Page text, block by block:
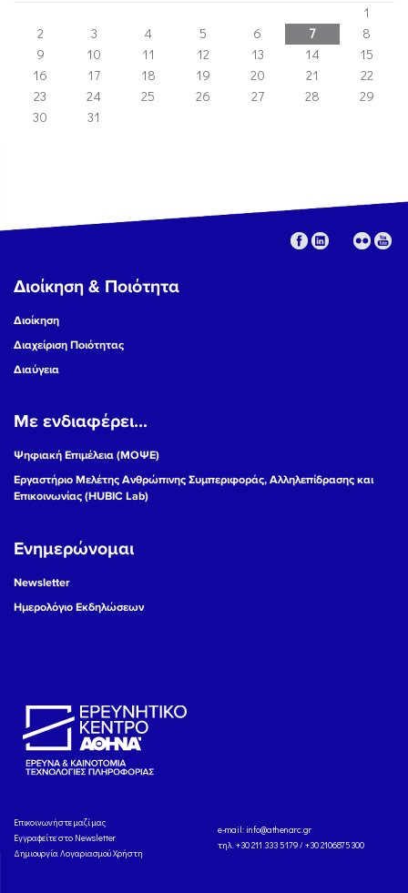
1
2
3 4 5 6 7
8
9
10 11 12 13 14
15
16
17 18 19 20 21
22
23
24 25 26 27 28
29
30
31
Διοίκηση & Ποιότητα
Διοίκηση
Διαχείριση Ποιότητας
Διαύγεια
Με ενδιαφέρει...
Ψηφιακή Επιμέλεια (ΜΟΨΕ)
Εργαστήριο Μελέτης Ανθρώπινης Συμπεριφοράς, Αλληλεπίδρασης και
Επικοινωνίας (HUBIC Lab)
Ενημερώνομαι
Newsletter
Ημερολόγιο Εκδηλώσεων
Eπικοινωνήστε μαζί μας
Εγγραφείτε στο Newsletter
Δημιουργία Λογαριασμού Χρήστη
e-mail: info@athenarc.gr
τηλ. +30 211 333 5179 / +30 2106875300